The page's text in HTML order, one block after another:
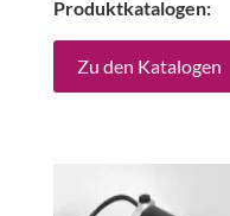
Produktkatalogen:
Zu den Katalogen